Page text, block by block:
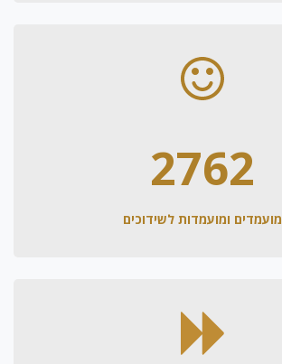
2762
מועמדים ומועמדות לשידוכים